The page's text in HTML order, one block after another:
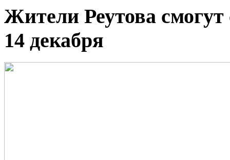
Жители Реутова
14 декабря